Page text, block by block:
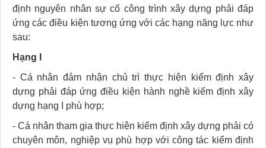
định nguyên nhân sự cố công trình xây dựng phải đáp
ứng các điều kiện tương ứng với các hạng năng lực như
sau:
Hạng I
- Cá nhân đảm nhận chủ trì thực hiện kiểm định xây
dựng phải đáp ứng điều kiện hành nghề kiểm định xây
dựng hạng I phù hợp;
- Cá nhân tham gia thực hiện kiểm định xây dựng phải có
chuyên môn, nghiệp vụ phù hợp với công tác kiểm định